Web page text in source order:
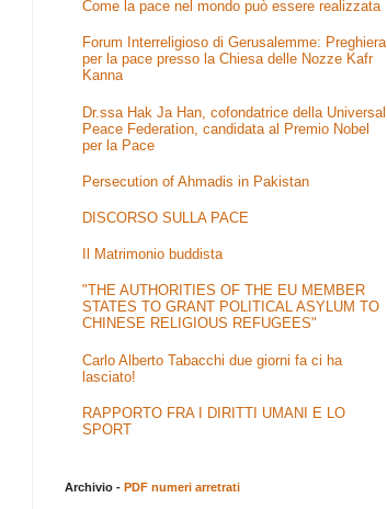
Come la pace nel mondo può essere realizzata
Forum Interreligioso di Gerusalemme: Preghiera
per la pace presso la Chiesa delle Nozze Kafr
Kanna
Dr.ssa Hak Ja Han, cofondatrice della Universal
Peace Federation, candidata al Premio Nobel
per la Pace
Persecution of Ahmadis in Pakistan
DISCORSO SULLA PACE
Il Matrimonio buddista
"THE AUTHORITIES OF THE EU MEMBER
STATES TO GRANT POLITICAL ASYLUM TO
CHINESE RELIGIOUS REFUGEES"
Carlo Alberto Tabacchi due giorni fa ci ha
lasciato!
RAPPORTO FRA I DIRITTI UMANI E LO
SPORT
Archivio - PDF numeri arretrati